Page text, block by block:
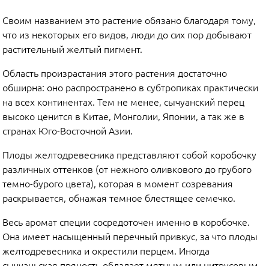
Своим названием это растение обязано благодаря тому,
что из некоторых его видов, люди до сих пор добывают
растительный желтый пигмент.
Область произрастания этого растения достаточно
обширна: оно распространено в субтропиках практически
на всех континентах. Тем не менее, сычуанский перец
высоко ценится в Китае, Монголии, Японии, а так же в
странах Юго-Восточной Азии.
Плоды желтодревесника представляют собой коробочку
различных оттенков (от нежного оливкового до грубого
темно-бурого цвета), которая в момент созревания
раскрывается, обнажая темное блестящее семечко.
Весь аромат специи сосредоточен именно в коробочке.
Она имеет насыщенный перечный привкус, за что плоды
желтодревесника и окрестили перцем. Иногда